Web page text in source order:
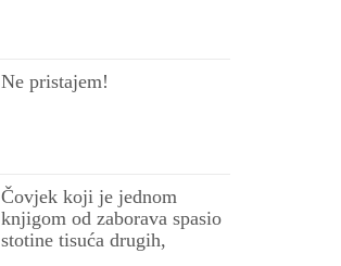
Ne pristajem!
Čovjek koji je jednom
knjigom od zaborava spasio
stotine tisuća drugih,